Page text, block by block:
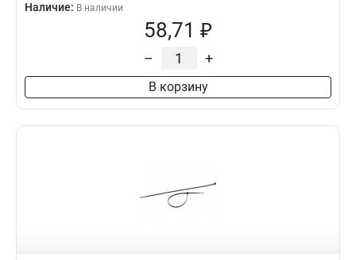
Наличие: В наличии
58,71 ₽
– +
В корзину